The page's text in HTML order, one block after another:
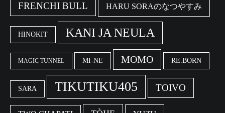
FRENCHI BULL HARU SORAのなつやすみ
HINOKIT KANI JA NEULA
MAGIC TUNNEL MI-NE MOMO RE.BORN
SARA TIKUTIKU405 TOIVO